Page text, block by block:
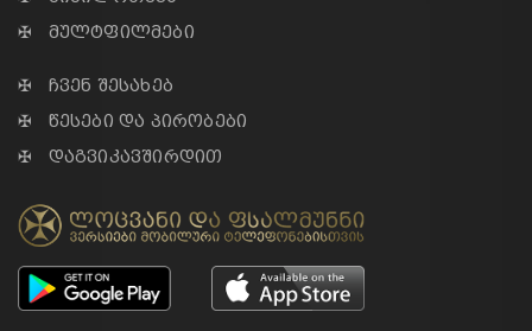
✠ მულტფილმები
✠ ჩვენ შესახებ
✠ წესები და პირობები
✠ დაგვიკავშირდით